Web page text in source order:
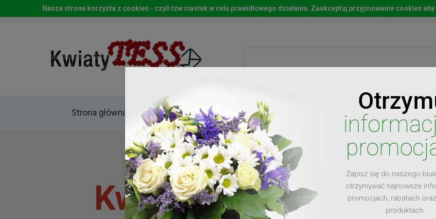
Start Moje konto Lista
Strona główna Kwiaty
Kwiaty dla
Zapisz się do naszego
otrzymywać najnowsze
promocjach, rabatach
produktach.
Nasza strona korzysta z cookies - czyli tzw ciastek w celu prawidłowego działania. Zaakceptuj przyjmowanie cookies